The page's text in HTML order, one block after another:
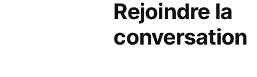
Rejoindre la
conversation